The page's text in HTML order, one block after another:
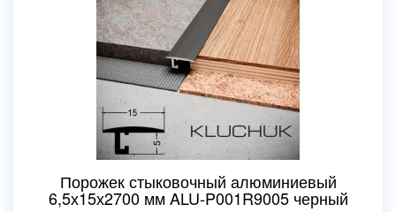
Порожек стыковочный алюминиевый
6,5х15х2700 мм ALU-P001R9005 черный